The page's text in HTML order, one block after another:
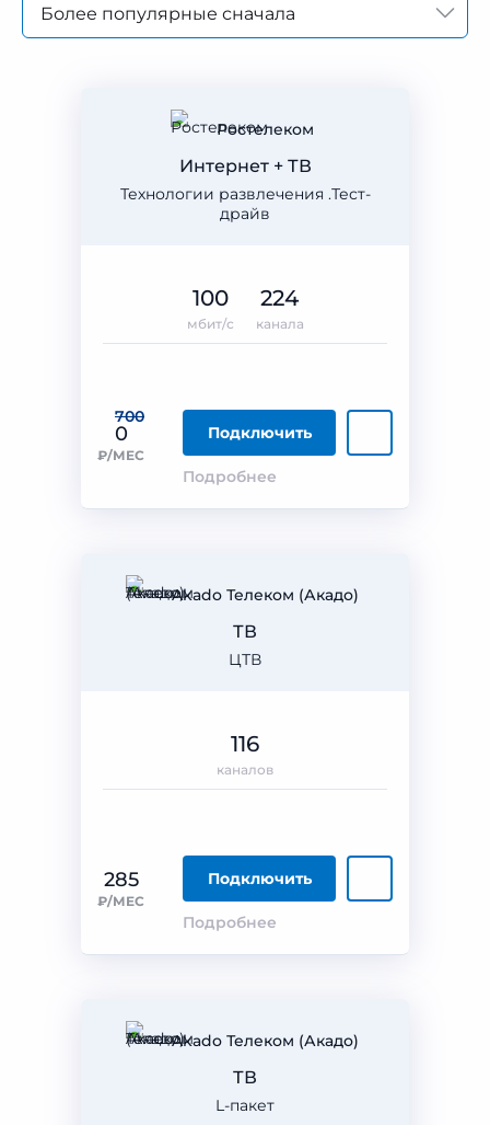
Более популярные сначала
Ростелеком
Технологии развлечения .Тест-
драйв
Интернет + ТВ
700
0
₽/МЕС
Подключить
Подробнее
100
мбит/с
224
канала
Akado Телеком (Акадо)
ЦТВ
ТВ
285
₽/МЕС
Подключить
Подробнее
116
каналов
Akado Телеком (Акадо)
L-пакет
ТВ